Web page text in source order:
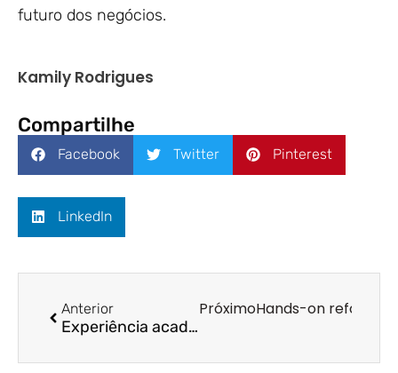
futuro dos negócios.
Kamily Rodrigues
Compartilhe
Facebook Twitter Pinterest
LinkedIn
Anterior
Experiência acadêmica global marca seminário na Fucape com professor da University of Illinois Chicago
PróximoHands-on reforça a